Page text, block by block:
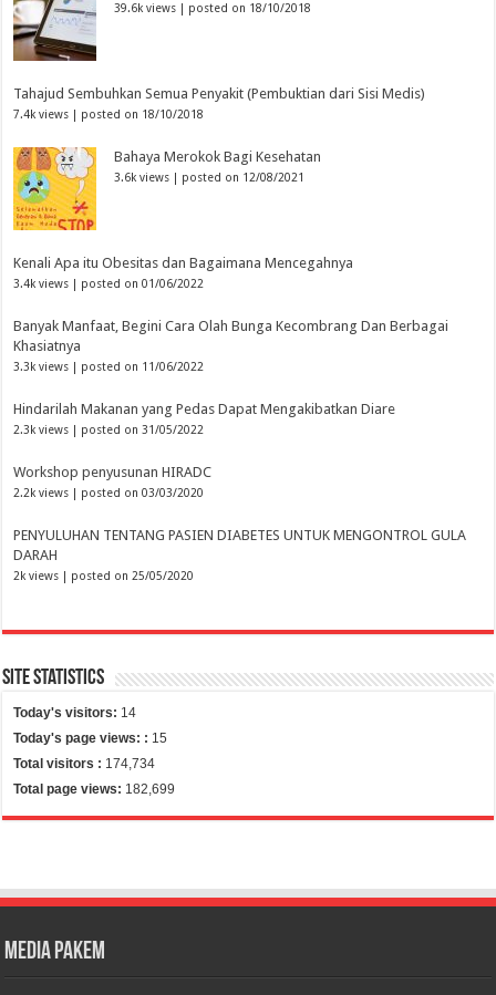
39.6k views | posted on 18/10/2018
Tahajud Sembuhkan Semua Penyakit (Pembuktian dari Sisi Medis)
7.4k views | posted on 18/10/2018
Bahaya Merokok Bagi Kesehatan
3.6k views | posted on 12/08/2021
Kenali Apa itu Obesitas dan Bagaimana Mencegahnya
3.4k views | posted on 01/06/2022
Banyak Manfaat, Begini Cara Olah Bunga Kecombrang Dan Berbagai
Khasiatnya
3.3k views | posted on 11/06/2022
Hindarilah Makanan yang Pedas Dapat Mengakibatkan Diare
2.3k views | posted on 31/05/2022
Workshop penyusunan HIRADC
2.2k views | posted on 03/03/2020
PENYULUHAN TENTANG PASIEN DIABETES UNTUK MENGONTROL GULA
DARAH
2k views | posted on 25/05/2020
Site Statistics
Today's visitors: 14
Today's page views: : 15
Total visitors : 174,734
Total page views: 182,699
Media Pakem